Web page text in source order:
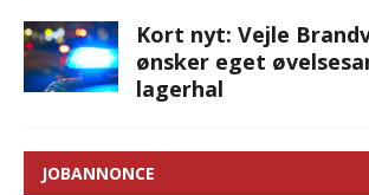
Kort nyt: Vejle
ønsker eget
lagerhal
JOBANNONCE